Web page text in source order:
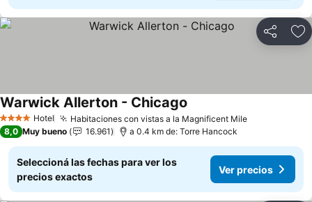
Compartir
4 EstrellasHotel Habitaciones con vistas a la Magnificent Mile
Warwick Allerton - Chicago
8,0 Muy bueno 16.961 a 0.4 km de: Torre Hancock
Seleccioná las fechas para ver los
precios exactos
Ver precios